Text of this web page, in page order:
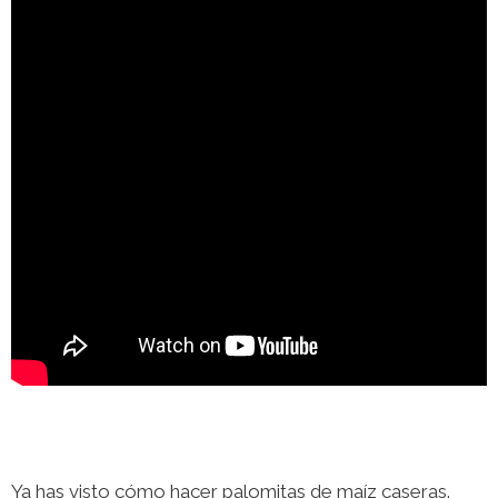
Ya has visto cómo hacer palomitas de maíz caseras.